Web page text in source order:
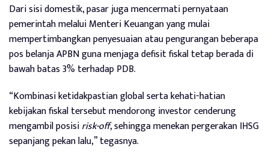
Dari sisi domestik, pasar juga mencermati pernyataan
pemerintah melalui Menteri Keuangan yang mulai
mempertimbangkan penyesuaian atau pengurangan beberapa
pos belanja APBN guna menjaga defisit fiskal tetap berada di
bawah batas 3% terhadap PDB.
“Kombinasi ketidakpastian global serta kehati-hatian
kebijakan fiskal tersebut mendorong investor cenderung
mengambil posisirisk-off, sehingga menekan pergerakan IHSG
sepanjang pekan lalu,” tegasnya.